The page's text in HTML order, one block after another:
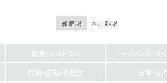
最寄駅 本川越駅
飲食・レストラン
ショッピング・ラ
建設・住宅・不動産 法律・専